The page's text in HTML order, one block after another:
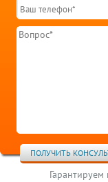
ПОЛУЧИТЬ